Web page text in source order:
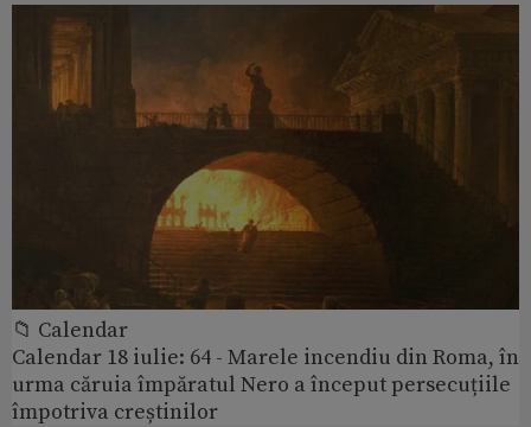
📁 Calendar
Calendar 18 iulie: 64 - Marele incendiu din Roma, în
urma căruia împăratul Nero a început persecuțiile
împotriva creștinilor